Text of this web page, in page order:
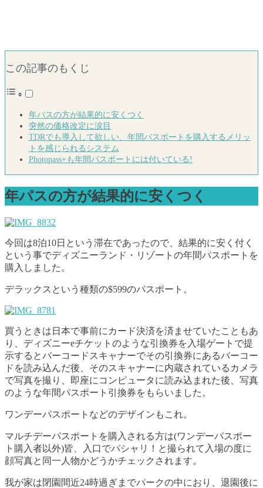
この記事のもくじ
年パスの方が結果的に安くつく
突然の価格改定に涙目
TDRでも導入して欲しい、年間パスポートを購入するメリッ
トを感じられるシステム
Photopass+も年間パスポートには付いている!
年パスの方が結果的に安くつく
今回は8泊10日という滞在であったので、結果的に安く付く
という事でディズニーランド・リゾートの年間パスポートを
購入しました。
デラックスという種類の$599のパスポート。
買うときは日本で事前にカード決済を済ませていたこともあ
り、ディズニーeチケットのような引換券を入場ゲートで提
示するとバーコードスキャナーでその引換券にあるバーコー
ドを読み込んだ後、そのスキャナーに内蔵されているカメラ
で写真を撮り、即座にコンピュータに読み込まれた後、写真
のような年間パスポート引換券をもらいました。
ワンデーパスポートなどのデザインもこれ。
マルチデーパスポートを購入される方は(ワンデーパスポー
ト購入者以外)皆、入口でパシャリ！と撮られて入場の度に
顔写真と同一人物かどうかチェックされます。
我が家は閉園間近24時過ぎまでパークの中におり、退園後に